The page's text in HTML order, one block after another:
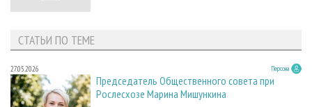
СТАТЬИ ПО ТЕМЕ
27.05.2026 Персона
Председатель Общественного совета при
Рослесхозе Марина Мишункина